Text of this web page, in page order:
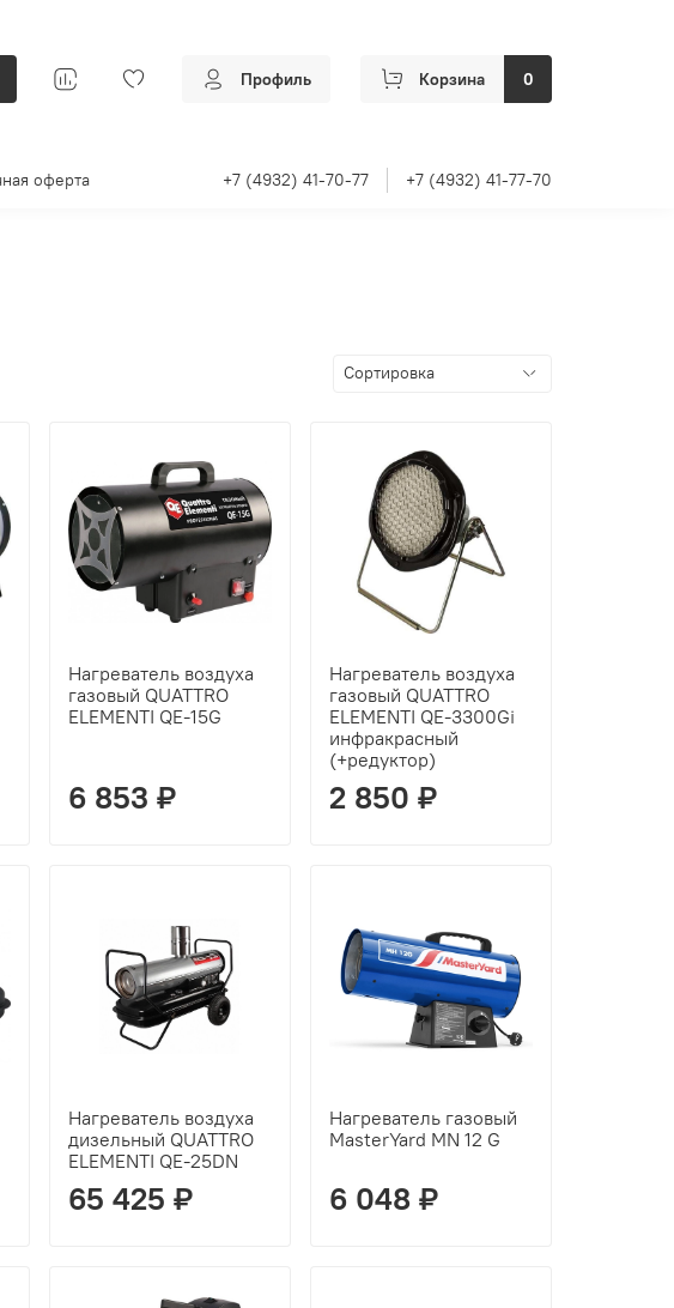
Профиль Корзина 0
оферта +7 (4932) 41-70-77 +7 (4932) 41-77-70
Нагреватель воздуха
газовый QUATTRO
ELEMENTI QE-15G
6 853 ₽
Нагреватель воздуха
газовый QUATTRO
ELEMENTI QE-3300Gi
инфракрасный
(+редуктор)
2 850 ₽
Нагреватель воздуха
дизельный QUATTRO
ELEMENTI QE-25DN
65 425 ₽
Нагреватель газовый
MasterYard MN 12 G
6 048 ₽